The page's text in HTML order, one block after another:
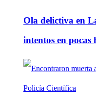
Ola delictiva en
intentos en pocas